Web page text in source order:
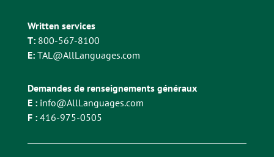
Written services
T: 800-567-8100
E: TAL@AllLanguages.com
Demandes de renseignements généraux
E : info@AllLanguages.com
F :416-975-0505